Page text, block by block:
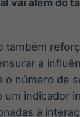
Gestão
Em breve
também
a
o número de
um indicador
à